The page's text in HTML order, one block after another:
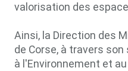
valorisation des
Ainsi, la Direction des
de Corse, à travers
à l'Environnement et